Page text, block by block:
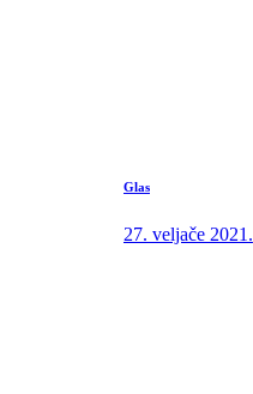
Glas
27. veljače 2021.